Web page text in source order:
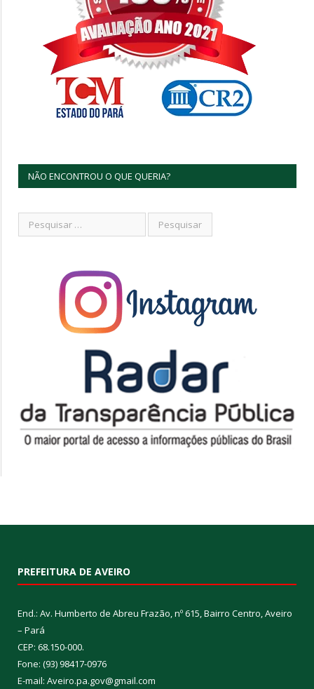
NÃO ENCONTROU O QUE QUERIA?
PREFEITURA DE AVEIRO
End.: Av. Humberto de Abreu Frazão, nº 615, Bairro Centro, Aveiro
– Pará
CEP: 68.150-000.
Fone: (93) 98417-0976
E-mail: Aveiro.pa.gov@gmail.com